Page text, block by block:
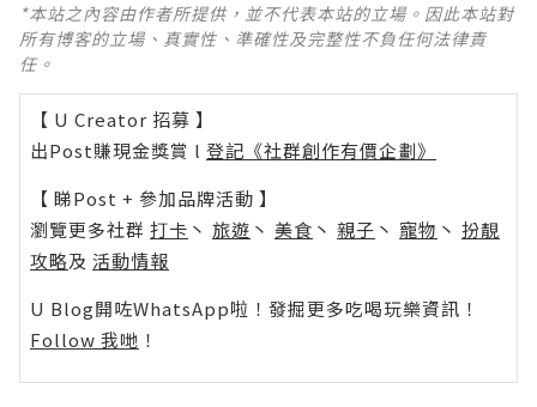
*本站之內容由作者所提供，並不代表本站的立場。因此本站對
所有博客的立場、真實性、準確性及完整性不負任何法律責
任。
【 U Creator 招募 】
出Post賺現金獎賞 l 登記《社群創作有價企劃》
【 睇Post + 參加品牌活動 】
瀏覽更多社群 打卡 丶 旅遊 丶 美食 丶 親子 丶 寵物 丶 扮靚
攻略及 活動情報
U Blog開咗WhatsApp啦！發掘更多吃喝玩樂資訊！
Follow 我哋 ！